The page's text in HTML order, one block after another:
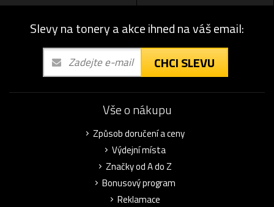
Slevy na tonery a akce ihned na váš email:
CHCI SLEVU
Vše o nákupu
Způsob doručení a ceny
Výdejní místa
Značky od A do Z
Bonusový program
Reklamace